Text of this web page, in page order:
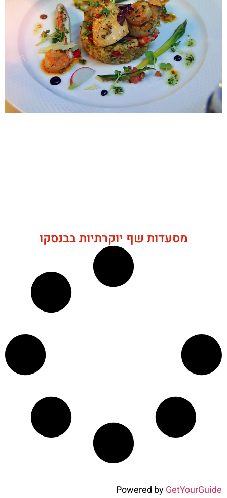
מסעדות שף יוקרתיות בבנסקו
Powered byGetYourGuide